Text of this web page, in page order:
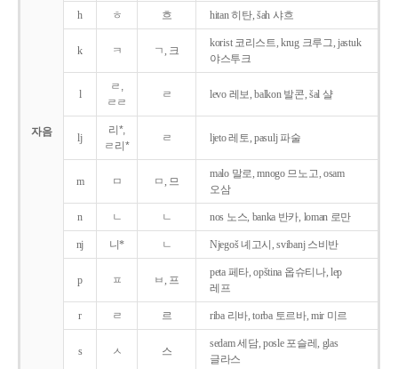
자음
h ㅎ 흐 hitan 히탄, šah 샤흐
k ㅋ ㄱ, 크
korist 코리스트, krug 크루그, jastuk
야스투크
l
ㄹ,
ㄹㄹ
ㄹ levo 레보, balkon 발콘, šal 샬
lj
리*,
ㄹ리*
ㄹ ljeto 레토, pasulj 파술
m ㅁ ㅁ, 므
malo 말로, mnogo 므노고, osam
오삼
n ㄴ ㄴ nos 노스, banka 반카, loman 로만
nj 니* ㄴ Njegoš 녜고시, svibanj 스비반
p ㅍ ㅂ, 프
peta 페타, opština 옵슈티나, lep
레프
r ㄹ 르 riba 리바, torba 토르바, mir 미르
s ㅅ 스
sedam 세담, posle 포슬레, glas
글라스